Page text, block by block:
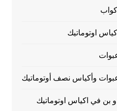
اوتوماتيك
وأكياس نصف أوتوماتيك
بن في اكياس اوتوماتيك